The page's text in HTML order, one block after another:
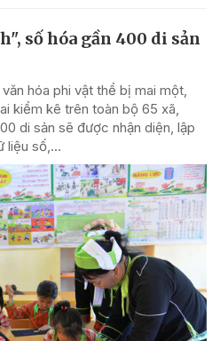
số hóa gần 400 di sản
hóa phi vật thể bị mai một,
kiểm kê trên toàn bộ 65 xã,
di sản sẽ được nhận diện, lập
liệu số,...